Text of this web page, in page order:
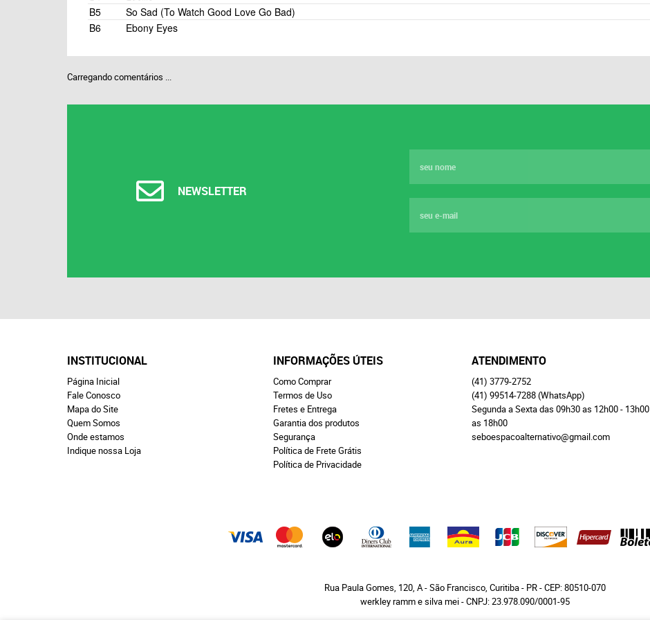
B5
So Sad (To Watch Good Love Go Bad)
B6
Ebony Eyes
Carregando comentários ...
NEWSLETTER
INSTITUCIONAL
Página Inicial
Fale Conosco
Mapa do Site
Quem Somos
Onde estamos
Indique nossa Loja
INFORMAÇÕES ÚTEIS
Como Comprar
Termos de Uso
Fretes e Entrega
Garantia dos produtos
Segurança
Política de Frete Grátis
Política de Privacidade
ATENDIMENTO
(41) 3779-2752
(41) 99514-7288(WhatsApp)
Segunda a Sexta das 09h30 as 12h00 - 13h00
as 18h00
seboespacoalternativo@gmail.com
Rua Paula Gomes, 120, A-São Francisco, Curitiba- PR-CEP: 80510-070
werkley ramm e silva mei - CNPJ: 23.978.090/0001-95